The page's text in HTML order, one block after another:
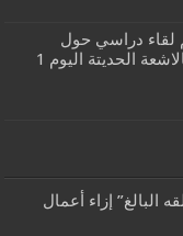
لقاء دراسي حول
مستجدات علاج السرطان بالاشعة الحديتة اليوم 1
البالغ” إزاء أعمال